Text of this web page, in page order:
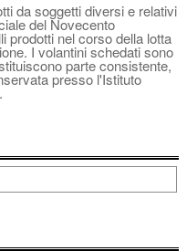
da soggetti diversi e relativi
del Novecento
prodotti nel corso della lotta
I volantini schedati sono
parte consistente,
presso l'Istituto